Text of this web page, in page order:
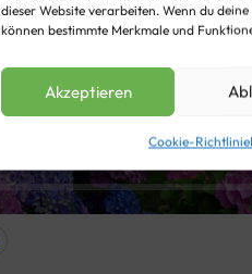
dieser Website verarbeiten. Wenn du
können bestimmte Merkmale und
Akzeptieren
Cookie-Richtlinie